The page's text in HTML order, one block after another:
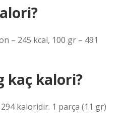
– 245 kcal, 100 gr – 491
kaç kalori?
kaloridir. 1 parça (11 gr)